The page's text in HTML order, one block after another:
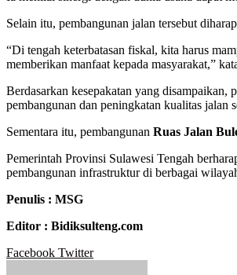
Selain itu, pembangunan jalan tersebut
“Di tengah keterbatasan fiskal, kita harus
memberikan manfaat kepada masyarakat,”
Berdasarkan kesepakatan yang disampaikan,
pembangunan dan peningkatan kualitas jalan
Sementara itu, pembangunan Ruas Jalan
Pemerintah Provinsi Sulawesi Tengah
pembangunan infrastruktur di berbagai
Penulis : MSG
Editor : Bidiksulteng.com
Facebook TwitterGoogle+
LinkedIn
StumbleUpon
Tumblr
Pinterest
Reddit
VKontakte
WhatsApp
Telegram
Viber
Share
Print